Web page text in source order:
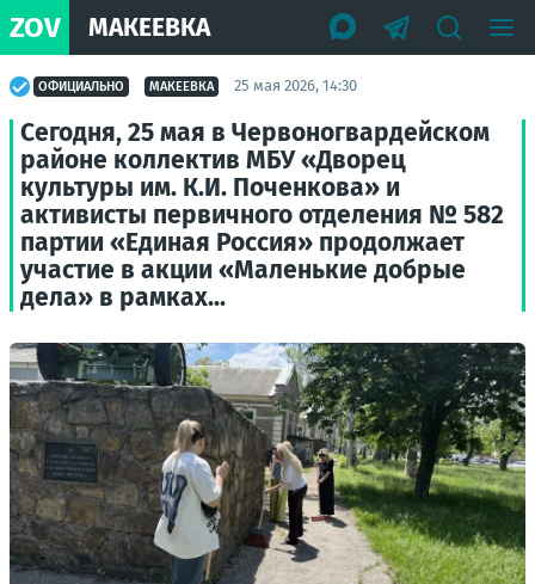
ZOV МАКЕЕВКА
ОФИЦИАЛЬНО МАКЕЕВКА 25 мая 2026, 14:30
Сегодня, 25 мая в Червоногвардейском
районе коллектив МБУ «Дворец
культуры им. К.И. Поченкова» и
активисты первичного отделения № 582
партии «Единая Россия» продолжает
участие в акции «Маленькие добрые
дела» в рамках...